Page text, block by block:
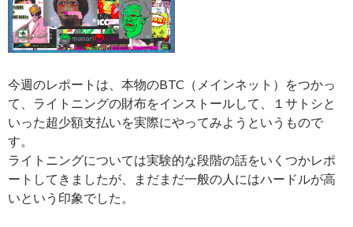
今週のレポートは、本物のBTC（メインネット）をつかっ
て、ライトニングの財布をインストールして、１サトシと
いった超少額支払いを実際にやってみようというもので
す。
ライトニングについては実験的な段階の話をいくつかレポ
ートしてきましたが、まだまだ一般の人にはハードルが高
いという印象でした。